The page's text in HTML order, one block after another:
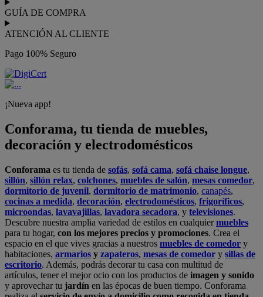
GUÍA DE COMPRA
ATENCIÓN AL CLIENTE
Pago 100% Seguro
¡Nueva app!
Conforama, tu tienda de muebles,
decoración y electrodomésticos
Conforama es tu tienda de sofás, sofá cama, sofá chaise longue,
sillón, sillón relax, colchones, muebles de salón, mesas comedor,
dormitorio de juvenil, dormitorio de matrimonio, canapés,
cocinas a medida, decoración, electrodomésticos, frigoríficos,
microondas, lavavajillas, lavadora secadora, y televisiones.
Descubre nuestra amplia variedad de estilos en cualquiermuebles
para tu hogar, con los mejores precios y promociones. Crea el
espacio en el que vives gracias a nuestros muebles de comedor y
habitaciones, armarios y zapateros, mesas de comedor y sillas de
escritorio. Además, podrás decorar tu casa con multitud de
artículos, tener el mejor ocio con los productos de imagen y sonido
y aprovechar tu jardín en las épocas de buen tiempo. Conforama